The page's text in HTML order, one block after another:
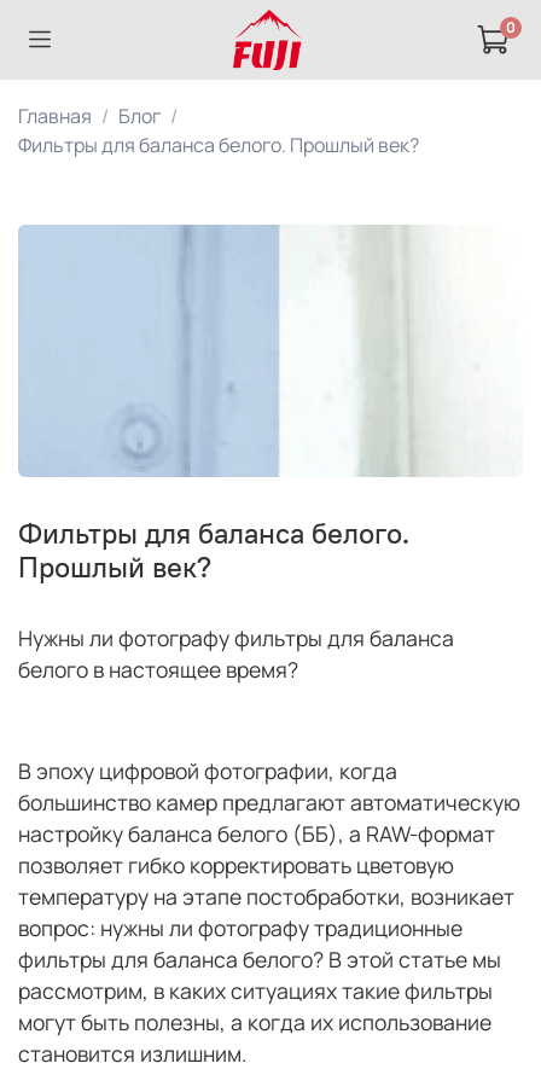
0
Главная
Блог
Фильтры для баланса белого. Прошлый век?
Фильтры для баланса белого.
Прошлый век?
Нужны ли фотографу фильтры для баланса
белого в настоящее время?
В эпоху цифровой фотографии, когда
большинство камер предлагают автоматическую
настройку баланса белого (ББ), а RAW-формат
позволяет гибко корректировать цветовую
температуру на этапе постобработки, возникает
вопрос: нужны ли фотографу традиционные
фильтры для баланса белого? В этой статье мы
рассмотрим, в каких ситуациях такие фильтры
могут быть полезны, а когда их использование
становится излишним.